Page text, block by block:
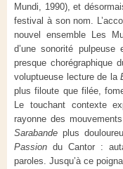
Mundi, 1990), et
festival à son nom.
nouvel ensemble Les
d’une sonorité
presque chorégraphique
voluptueuse lecture de la
plus filoute que filée,
Le touchant contexte
rayonne des
Sarabande plus
Passion du Cantor :
paroles. Jusqu’à ce